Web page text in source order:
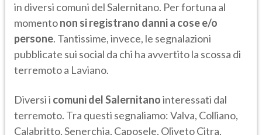
in diversi comuni del Salernitano. Per fortuna al
momentonon si registrano danni a cose e/o
persone. Tantissime, invece, le segnalazioni
pubblicate sui social da chi ha avvertito la scossa di
terremoto a Laviano.
Diversi i comuni del Salernitanointeressati dal
terremoto. Tra questi segnaliamo: Valva, Colliano,
Calabritto, Senerchia, Caposele, Oliveto Citra,